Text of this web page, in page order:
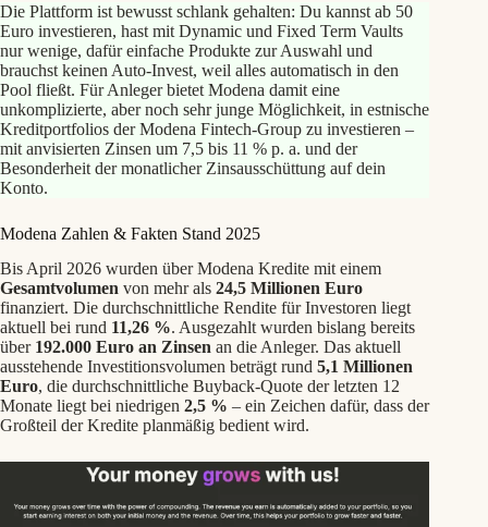
Die Plattform ist bewusst schlank gehalten: Du kannst ab 50
Euro investieren, hast mit Dynamic und Fixed Term Vaults
nur wenige, dafür einfache Produkte zur Auswahl und
brauchst keinen Auto-Invest, weil alles automatisch in den
Pool fließt. Für Anleger bietet Modena damit eine
unkomplizierte, aber noch sehr junge Möglichkeit, in estnische
Kreditportfolios der Modena Fintech-Group zu investieren –
mit anvisierten Zinsen um 7,5 bis 11 % p. a. und der
Besonderheit der monatlicher Zinsausschüttung auf dein
Konto.
Modena Zahlen & Fakten Stand 2025
Bis April 2026 wurden über Modena Kredite mit einem
Gesamtvolumen von mehr als 24,5 Millionen Euro
finanziert. Die durchschnittliche Rendite für Investoren liegt
aktuell bei rund 11,26 %. Ausgezahlt wurden bislang bereits
über 192.000 Euro an Zinsen an die Anleger. Das aktuell
ausstehende Investitionsvolumen beträgt rund 5,1 Millionen
Euro, die durchschnittliche Buyback-Quote der letzten 12
Monate liegt bei niedrigen 2,5 % – ein Zeichen dafür, dass der
Großteil der Kredite planmäßig bedient wird.